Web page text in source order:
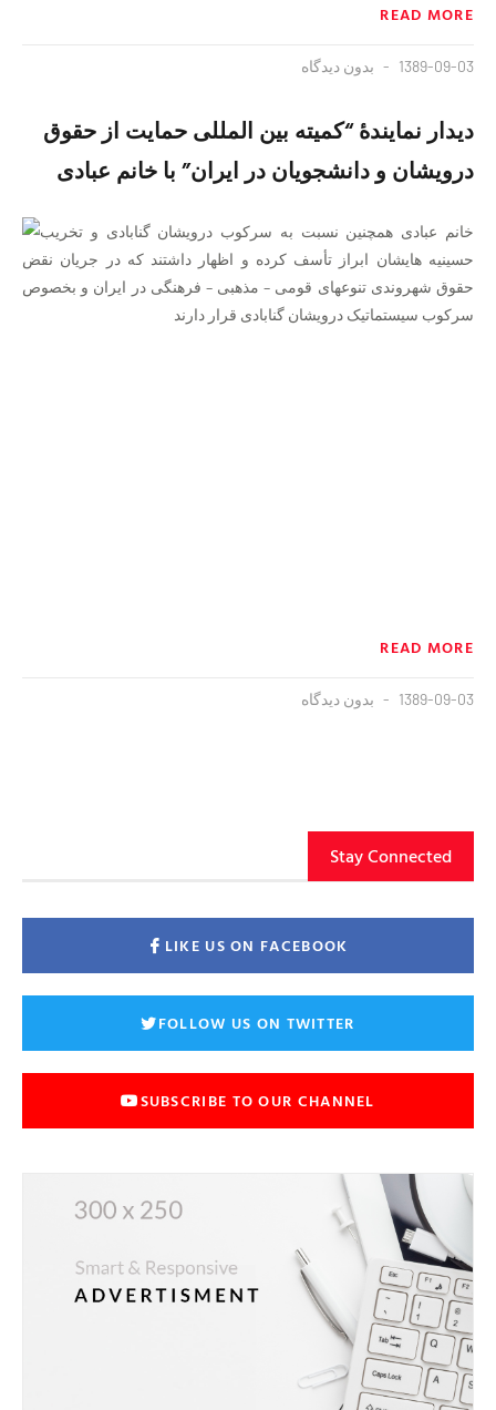
READ MORE
1389-09-03 بدون دیدگاه
دیدار نمایندۀ “کمیته بین المللی حمایت از حقوق
درویشان و دانشجویان در ایران” با خانم عبادی
خانم عبادی همچنین نسبت به سرکوب درویشان گنابادی و تخریب
حسینیه هایشان ابراز تأسف کرده و اظهار داشتند که در جریان نقض
حقوق شهروندی تنوعهای قومی – مذهبی – فرهنگی در ایران و بخصوص
سرکوب سیستماتیک درویشان گنابادی قرار دارند
READ MORE
1389-09-03 بدون دیدگاه
Stay Connected
LIKE US ON FACEBOOK
FOLLOW US ON TWITTER
SUBSCRIBE TO OUR CHANNEL